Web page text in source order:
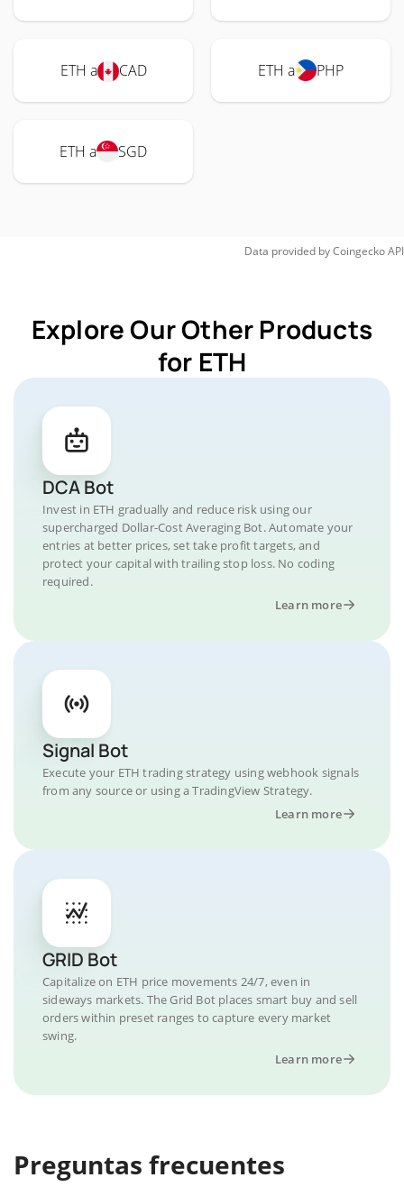
ETH a CAD ETH a PHP
ETH a SGD
Data provided byCoingeckoAPI
Explore Our Other Products
for ETH
DCA Bot
Invest in ETH gradually and reduce risk using our
supercharged Dollar-Cost Averaging Bot. Automate your
entries at better prices, set take profit targets, and
protect your capital with trailing stop loss. No coding
required.
Learn more
Signal Bot
Execute your ETH trading strategy using webhook signals
from any source or using a TradingView Strategy.
Learn more
GRID Bot
Capitalize on ETH price movements 24/7, even in
sideways markets. The Grid Bot places smart buy and sell
orders within preset ranges to capture every market
swing.
Learn more
Preguntas frecuentes